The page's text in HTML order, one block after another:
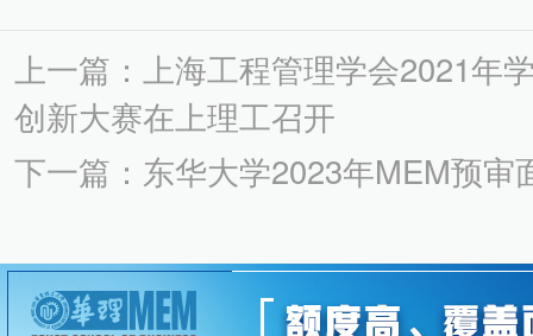
上一篇：上海工程管理学会2021年
创新大赛在上理工召开
下一篇：东华大学2023年MEM预审